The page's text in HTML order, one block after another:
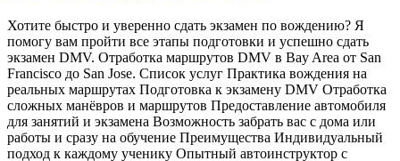
Хотите быстро и уверенно сдать экзамен по вождению? Я
помогу вам пройти все этапы подготовки и успешно сдать
экзамен DMV. Отработка маршрутов DMV в Bay Area от San
Francisco до San Jose. Список услуг Практика вождения на
реальных маршрутах Подготовка к экзамену DMV Отработка
сложных манёвров и маршрутов Предоставление автомобиля
для занятий и экзамена Возможность забрать вас с дома или
работы и сразу на обучение Преимущества Индивидуальный
подход к каждому ученику Опытный автоинструктор с